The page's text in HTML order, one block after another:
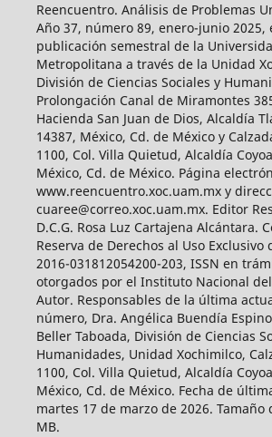
Reencuentro. Análisis de Problemas
Año 37, número 89, enero-junio 2025,
publicación semestral de la
Metropolitana a través de la Unidad
División de Ciencias Sociales y
Prolongación Canal de Miramontes
Hacienda San Juan de Dios, Alcaldía
14387, México, Cd. de México y
1100, Col. Villa Quietud, Alcaldía
México, Cd. de México. Página
www.reencuentro.xoc.uam.mx y
cuaree@correo.xoc.uam.mx. Editor
D.C.G. Rosa Luz Cartajena Alcántara.
Reserva de Derechos al Uso Exclusivo
2016-031812054200-203, ISSN en
otorgados por el Instituto Nacional
Autor. Responsables de la última
número, Dra. Angélica Buendía
Beller Taboada, División de Ciencias
Humanidades, Unidad Xochimilco,
1100, Col. Villa Quietud, Alcaldía
México, Cd. de México. Fecha de
martes 17 de marzo de 2026. Tamaño
MB.